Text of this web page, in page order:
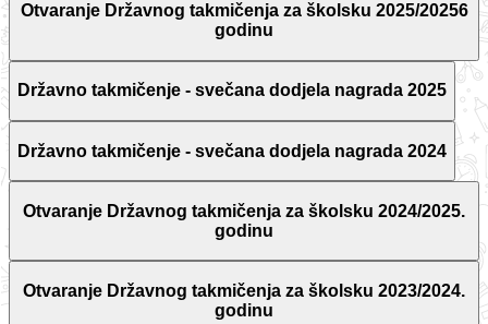
Otvaranje Državnog takmičenja za školsku 2025/20256
godinu
Državno takmičenje - svečana dodjela nagrada 2025
Državno takmičenje - svečana dodjela nagrada 2024
Otvaranje Državnog takmičenja za školsku 2024/2025.
godinu
Otvaranje Državnog takmičenja za školsku 2023/2024.
godinu